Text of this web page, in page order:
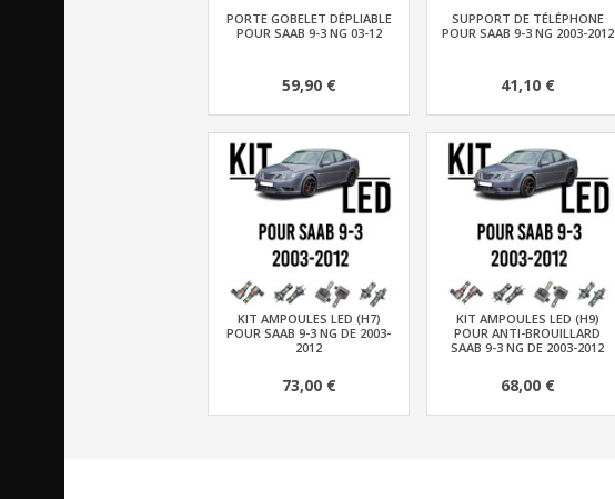
PORTE GOBELET DÉPLIABLE
POUR SAAB 9-3 NG 03-12
59,90 €
SUPPORT DE TÉLÉPHONE
POUR SAAB 9-3 NG 2003-2012
41,10 €
KIT AMPOULES LED (H7)
POUR SAAB 9-3 NG DE 2003-
2012
73,00 €
KIT AMPOULES LED (H9)
POUR ANTI-BROUILLARD
SAAB 9-3 NG DE 2003-2012
68,00 €